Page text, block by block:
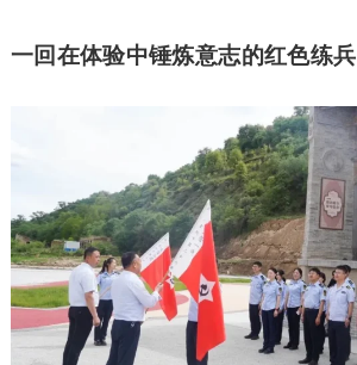
一回在体验中锤炼意志的红色练兵